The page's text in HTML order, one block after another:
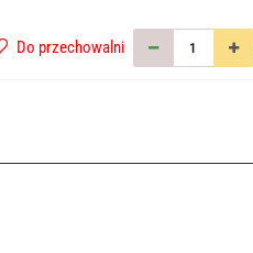
Do przechowalni